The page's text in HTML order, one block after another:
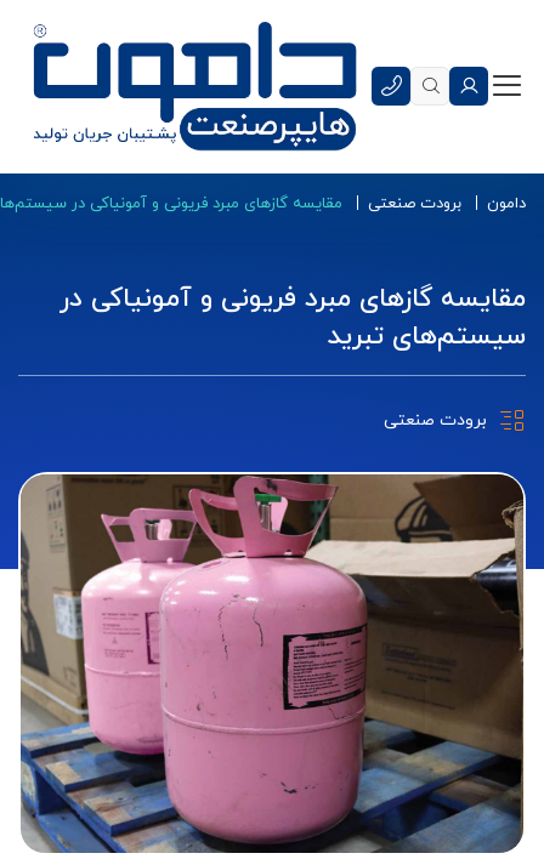
دامون برودت صنعتی مقایسه گازهای مبرد فریونی و آمونیاکی در
مقایسه گازهای مبرد فریونی و آمونیاکی در
سیستم‌های تبرید
برودت صنعتی